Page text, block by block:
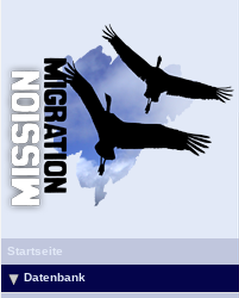
Startseite
Datenbank